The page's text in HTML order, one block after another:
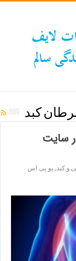
کبد
سایت
و کبد, یو پی اس